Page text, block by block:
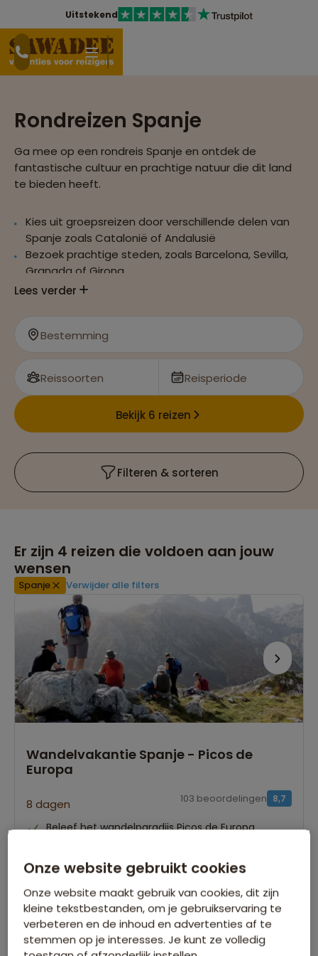
Uitstekend
Rondreizen Spanje
Ga mee op een rondreis Spanje en ontdek de
fantastische cultuur en prachtige natuur die dit land
te bieden heeft.
Kies uit groepsreizen door verschillende delen van
Spanje zoals Catalonië of Andalusië
Bezoek prachtige steden, zoals Barcelona, Sevilla,
Granada of Girona
Wandel over de pelgrimsroute of in de Sierra
steden én aan het strand
Lees verder
Bestemming
Reissoorten Reisperiode
Bekijk 6 reizen
Filteren & sorteren
Er zijn 4 reizen die voldoen aan jouw
wensen
Spanje Verwijder alle filters
Wandelvakantie Spanje - Picos de
Europa
8 dagen 8,7
103 beoordelingen
Beleef het wandelparadijs Picos de Europa
Traditionele bergdorpjes in de valleien van Spanje
Gegarandeerd vertrek op:
05 sep. 12 sep. 03 okt.
15 mei
Bekijk alle vertrekdata
Onze website gebruikt cookies
Onze website maakt gebruik van cookies, dit zijn
kleine tekstbestanden, om je gebruikservaring te
verbeteren en de inhoud en advertenties af te
stemmen op je interesses. Je kunt ze volledig